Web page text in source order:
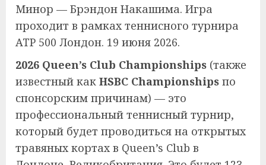
Минор — Брэндон Накашима. Игра
проходит в рамках теннисного турнира
ATP 500 Лондон. 19 июня 2026.
2026 Queen’s Club Championships (также
известный как HSBC Championships по
спонсорским причинам) — это
профессиональный теннисный турнир,
который будет проводиться на открытых
травяных кортах в Queen’s Club в